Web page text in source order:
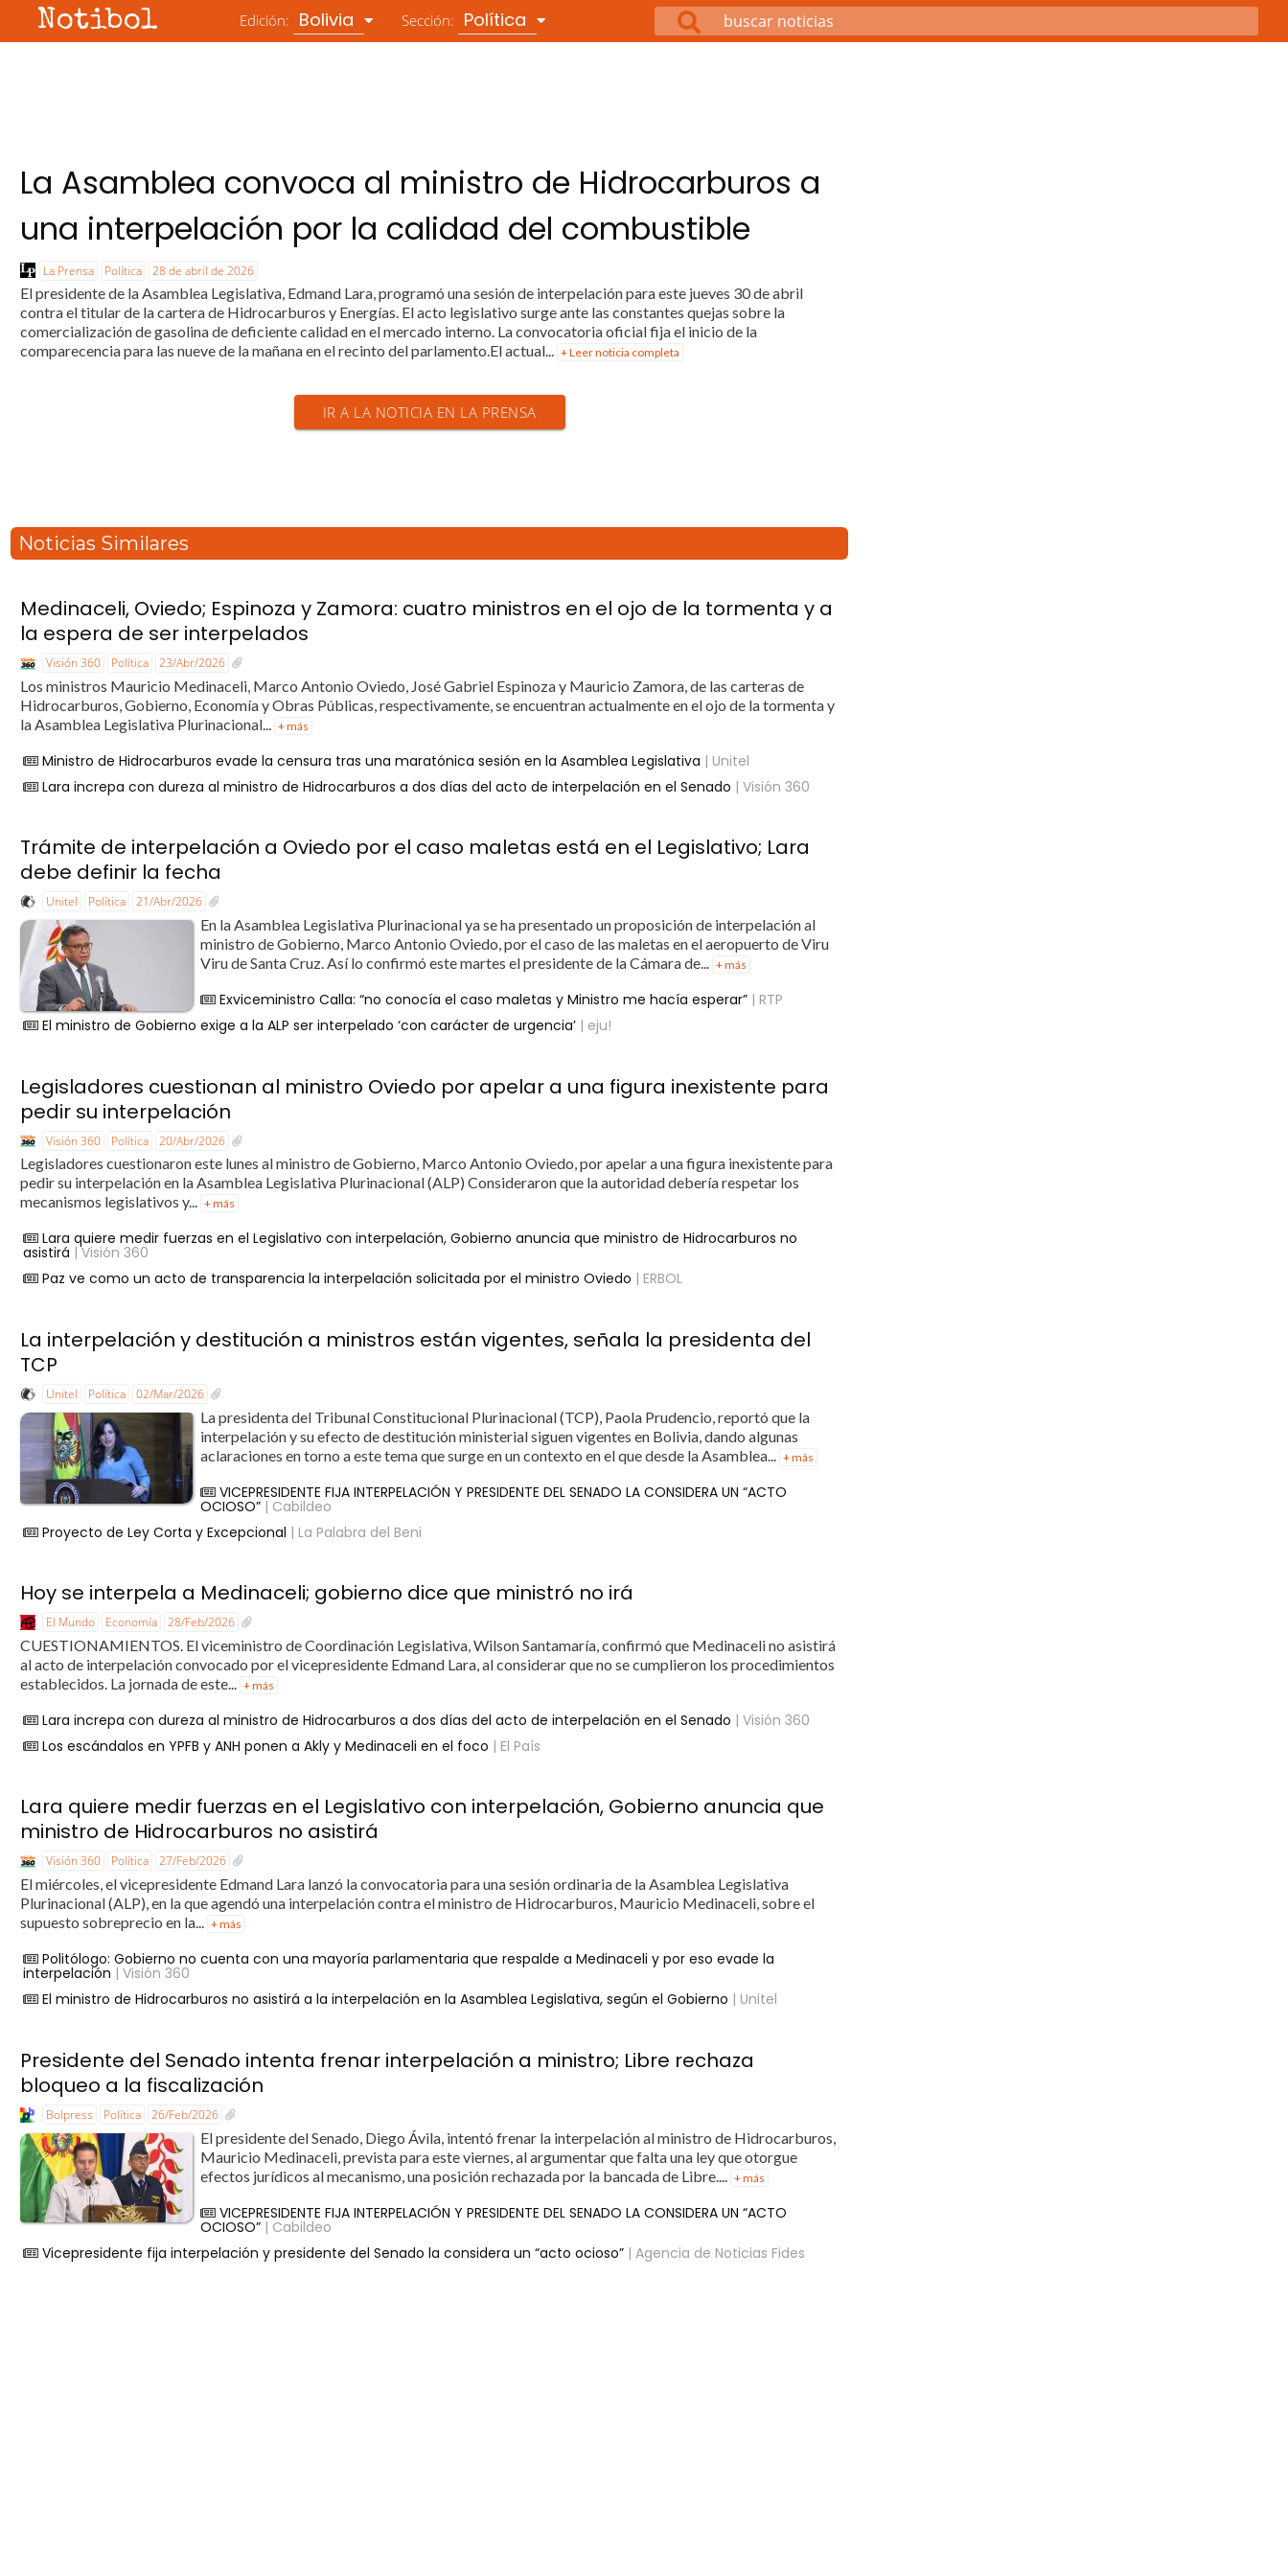
Notibol Edición: Bolivia Sección: Política
La Asamblea convoca al ministro de Hidrocarburos a
una interpelación por la calidad del combustible
La Prensa Política 28 de abril de 2026
El presidente de la Asamblea Legislativa, Edmand Lara, programó una sesión de interpelación para este jueves 30 de abril
contra el titular de la cartera de Hidrocarburos y Energías. El acto legislativo surge ante las constantes quejas sobre la
comercialización de gasolina de deficiente calidad en el mercado interno. La convocatoria oficial fija el inicio de la
comparecencia para las nueve de la mañana en el recinto del parlamento.El actual... + Leer noticia completa
IR A LA NOTICIA EN LA PRENSA
Noticias Similares
Medinaceli, Oviedo; Espinoza y Zamora: cuatro ministros en el ojo de la tormenta y a
la espera de ser interpelados
Visión 360 Política 23/Abr/2026
Los ministros Mauricio Medinaceli, Marco Antonio Oviedo, José Gabriel Espinoza y Mauricio Zamora, de las carteras de
Hidrocarburos, Gobierno, Economía y Obras Públicas, respectivamente, se encuentran actualmente en el ojo de la tormenta y
la Asamblea Legislativa Plurinacional...
+ más
Ministro de Hidrocarburos evade la censura tras una maratónica sesión en la Asamblea Legislativa | Unitel
Lara increpa con dureza al ministro de Hidrocarburos a dos días del acto de interpelación en el Senado | Visión 360
Trámite de interpelación a Oviedo por el caso maletas está en el Legislativo; Lara
debe definir la fecha
Unitel Política 21/Abr/2026
En la Asamblea Legislativa Plurinacional ya se ha presentado un proposición de interpelación al
ministro de Gobierno, Marco Antonio Oviedo, por el caso de las maletas en el aeropuerto de Viru
Viru de Santa Cruz. Así lo confirmó este martes el presidente de la Cámara de... + más
Exviceministro Calla: “no conocía el caso maletas y Ministro me hacía esperar” | RTP
El ministro de Gobierno exige a la ALP ser interpelado ‘con carácter de urgencia’ | eju!
Legisladores cuestionan al ministro Oviedo por apelar a una figura inexistente para
pedir su interpelación
Visión 360 Política 20/Abr/2026
Legisladores cuestionaron este lunes al ministro de Gobierno, Marco Antonio Oviedo, por apelar a una figura inexistente para
pedir su interpelación en la Asamblea Legislativa Plurinacional (ALP) Consideraron que la autoridad debería respetar los
mecanismos legislativos y... + más
Lara quiere medir fuerzas en el Legislativo con interpelación, Gobierno anuncia que ministro de Hidrocarburos no
asistirá | Visión 360
Paz ve como un acto de transparencia la interpelación solicitada por el ministro Oviedo | ERBOL
La interpelación y destitución a ministros están vigentes, señala la presidenta del
TCP
Unitel Política 02/Mar/2026
La presidenta del Tribunal Constitucional Plurinacional (TCP), Paola Prudencio, reportó que la
interpelación y su efecto de destitución ministerial siguen vigentes en Bolivia, dando algunas
aclaraciones en torno a este tema que surge en un contexto en el que desde la Asamblea...
+ más
VICEPRESIDENTE FIJA INTERPELACIÓN Y PRESIDENTE DEL SENADO LA CONSIDERA UN “ACTO
OCIOSO” | Cabildeo
Proyecto de Ley Corta y Excepcional | La Palabra del Beni
Hoy se interpela a Medinaceli; gobierno dice que ministró no irá
El Mundo Economía 28/Feb/2026
CUESTIONAMIENTOS. El viceministro de Coordinación Legislativa, Wilson Santamaría, confirmó que Medinaceli no asistirá
al acto de interpelación convocado por el vicepresidente Edmand Lara, al considerar que no se cumplieron los procedimientos
establecidos. La jornada de este... + más
Lara increpa con dureza al ministro de Hidrocarburos a dos días del acto de interpelación en el Senado | Visión 360
Los escándalos en YPFB y ANH ponen a Akly y Medinaceli en el foco | El País
Lara quiere medir fuerzas en el Legislativo con interpelación, Gobierno anuncia que
ministro de Hidrocarburos no asistirá
Visión 360 Política 27/Feb/2026
El miércoles, el vicepresidente Edmand Lara lanzó la convocatoria para una sesión ordinaria de la Asamblea Legislativa
Plurinacional (ALP), en la que agendó una interpelación contra el ministro de Hidrocarburos, Mauricio Medinaceli, sobre el
supuesto sobreprecio en la... + más
Politólogo: Gobierno no cuenta con una mayoría parlamentaria que respalde a Medinaceli y por eso evade la
interpelación | Visión 360
El ministro de Hidrocarburos no asistirá a la interpelación en la Asamblea Legislativa, según el Gobierno | Unitel
Presidente del Senado intenta frenar interpelación a ministro; Libre rechaza
bloqueo a la fiscalización
Bolpress Política 26/Feb/2026
El presidente del Senado, Diego Ávila, intentó frenar la interpelación al ministro de Hidrocarburos,
Mauricio Medinaceli, prevista para este viernes, al argumentar que falta una ley que otorgue
efectos jurídicos al mecanismo, una posición rechazada por la bancada de Libre....
+ más
VICEPRESIDENTE FIJA INTERPELACIÓN Y PRESIDENTE DEL SENADO LA CONSIDERA UN “ACTO
OCIOSO” | Cabildeo
Vicepresidente fija interpelación y presidente del Senado la considera un “acto ocioso” | Agencia de Noticias Fides